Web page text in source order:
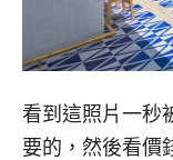
看到這照片一秒
要的，然後看價